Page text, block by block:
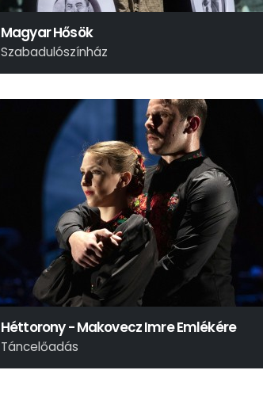
Magyar Hősök
Szabadulószínház
Szabó Borbála
Héttorony - Makovecz Imre Emlékére
Táncelőadás